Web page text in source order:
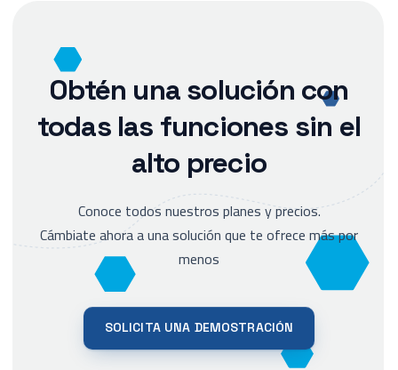
Obtén una solución con
todas las funciones sin el
alto precio
Conoce todos nuestros planes y precios.
Cámbiate ahora a una solución que te ofrece más por
menos
SOLICITA UNA DEMOSTRACIÓN